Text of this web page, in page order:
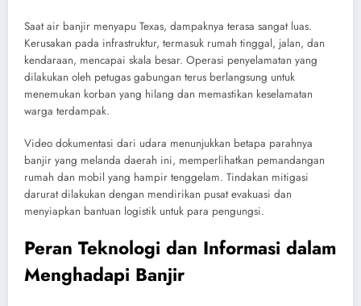
Saat air banjir menyapu Texas, dampaknya terasa sangat luas.
Kerusakan pada infrastruktur, termasuk rumah tinggal, jalan, dan
kendaraan, mencapai skala besar. Operasi penyelamatan yang
dilakukan oleh petugas gabungan terus berlangsung untuk
menemukan korban yang hilang dan memastikan keselamatan
warga terdampak.
Video dokumentasi dari udara menunjukkan betapa parahnya
banjir yang melanda daerah ini, memperlihatkan pemandangan
rumah dan mobil yang hampir tenggelam. Tindakan mitigasi
darurat dilakukan dengan mendirikan pusat evakuasi dan
menyiapkan bantuan logistik untuk para pengungsi.
Peran Teknologi dan Informasi dalam
Menghadapi Banjir